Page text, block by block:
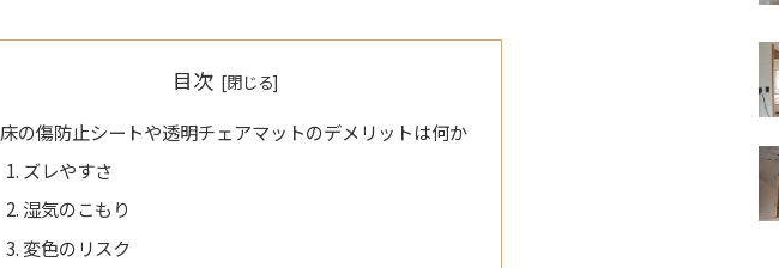
目次
床の傷防止シートや透明チェアマットのデメリットは何か
ズレやすさ
湿気のこもり
変色のリスク